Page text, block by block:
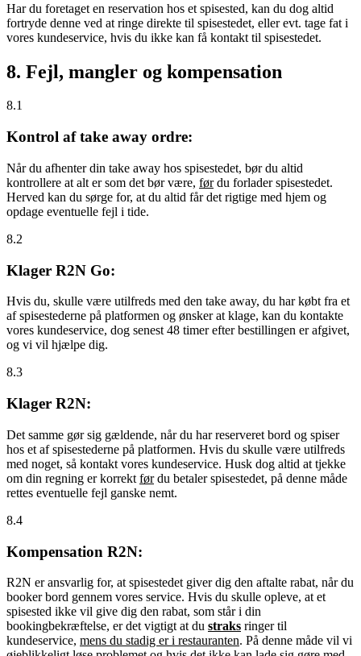
Har du foretaget en reservation hos et spisested, kan du dog altid
fortryde denne ved at ringe direkte til spisestedet, eller evt. tage fat i
vores kundeservice, hvis du ikke kan få kontakt til spisestedet.
8. Fejl, mangler og kompensation
8.1
Kontrol af take away ordre:
Når du afhenter din take away hos spisestedet, bør du altid
kontrollere at alt er som det bør være, førdu forlader spisestedet.
Herved kan du sørge for, at du altid får det rigtige med hjem og
opdage eventuelle fejl i tide.
8.2
Klager R2N Go:
Hvis du, skulle være utilfreds med den take away, du har købt fra et
af spisestederne på platformen og ønsker at klage, kan du kontakte
vores kundeservice, dog senest 48 timer efter bestillingen er afgivet,
og vi vil hjælpe dig.
8.3
Klager R2N:
Det samme gør sig gældende, når du har reserveret bord og spiser
hos et af spisestederne på platformen. Hvis du skulle være utilfreds
med noget, så kontakt vores kundeservice. Husk dog altid at tjekke
om din regning er korrekt førdu betaler spisestedet, på denne måde
rettes eventuelle fejl ganske nemt.
8.4
Kompensation R2N:
R2N er ansvarlig for, at spisestedet giver dig den aftalte rabat, når du
booker bord gennem vores service. Hvis du skulle opleve, at et
spisested ikke vil give dig den rabat, som står i din
bookingbekræftelse, er det vigtigt at du straks ringer til
kundeservice, mens du stadig er i restauranten. På denne måde vil vi